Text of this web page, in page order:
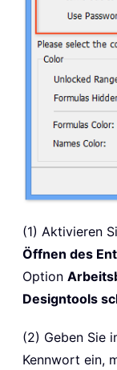
(1) Aktivieren
Öffnen des
Option
Designtools
(2) Geben Sie
Kennwort ein,